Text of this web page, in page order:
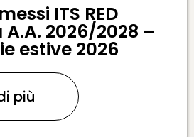
ITS RED
2026/2028 –
estive 2026
più